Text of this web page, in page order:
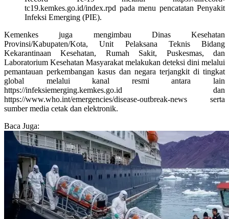
tc19.kemkes.go.id/index.rpd pada menu pencatatan Penyakit
Infeksi Emerging (PIE).
Kemenkes juga mengimbau Dinas Kesehatan
Provinsi/Kabupaten/Kota, Unit Pelaksana Teknis Bidang
Kekarantinaan Kesehatan, Rumah Sakit, Puskesmas, dan
Laboratorium Kesehatan Masyarakat melakukan deteksi dini melalui
pemantauan perkembangan kasus dan negara terjangkit di tingkat
global melalui kanal resmi antara lain
https://infeksiemerging.kemkes.go.id dan
https://www.who.int/emergencies/disease-outbreak-news serta
sumber media cetak dan elektronik.
Baca Juga: